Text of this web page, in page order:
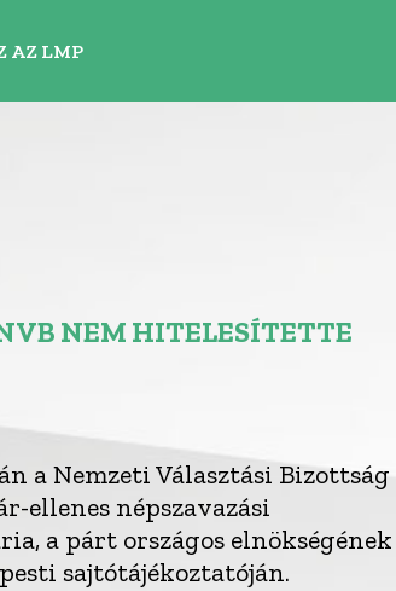
AZ LMP
NEM HITELESÍTETTE
a Nemzeti Választási Bizottság
ellenes népszavazási
a párt országos elnökségének
sajtótájékoztatóján.